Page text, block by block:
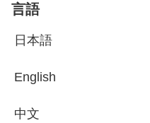
言語
日本語
English
中文